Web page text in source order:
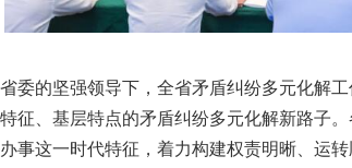
的坚强领导下，全省矛盾纠纷多元化解工
征、基层特点的矛盾纠纷多元化解新路子
事这一时代特征，着力构建权责明晰、运转